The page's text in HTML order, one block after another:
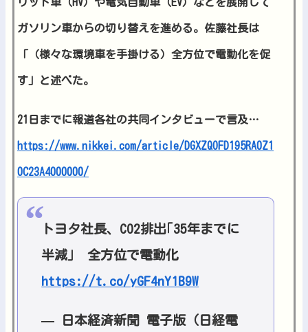
ガソリン車からの切り替えを進める。佐藤社長は
「（様々な環境車を手掛ける）全方位で電動化を促
す」と述べた。
21日までに報道各社の共同インタビューで言及…
https://www.nikkei.com/article/DGXZQOFD195RA0Z1
0C23A4000000/
トヨタ社長、CO2排出｢35年までに
半減｣ 全方位で電動化
https://t.co/yGF4nY1B9W
— 日本経済新聞 電子版（日経電